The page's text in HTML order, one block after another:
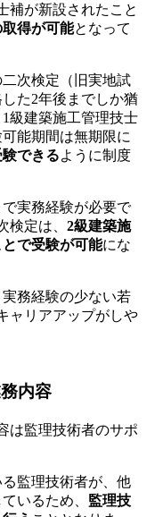
補が新設されたこと
得が可能となって
次検定（旧実地試
た2年後までしか猶
級建築施工管理技士
能期間は無期限に
できるように制度
実務経験が必要で
検定は、 2級建築施
で受験が可能にな
務経験の少ない若
ャリアアップがしや
内容
は監理技術者のサポ
監理技術者が、他
いるため、 監理技